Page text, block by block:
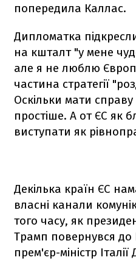
попередила Каллас.
Дипломатка
на кшталт "у мене
але я не люблю
частина стратегії
Оскільки мати
простіше. А от ЄС як
виступати як
Декілька країн ЄС
власні канали
того часу, як
Трамп повернувся до
прем'єр-міністр